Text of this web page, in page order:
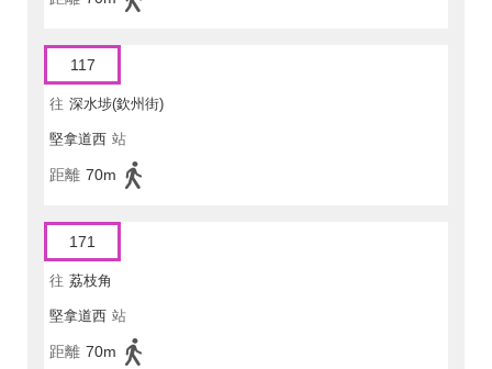
117
往 深水埗(欽州街)
堅拿道西 站
距離 70m
171
往 荔枝角
堅拿道西 站
距離 70m